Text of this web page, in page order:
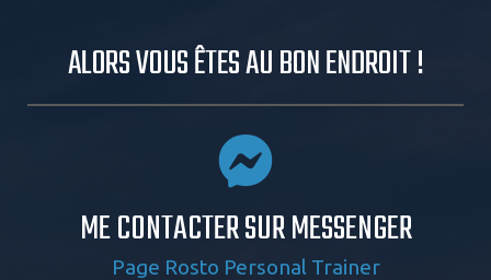
ALORS VOUS ÊTES AU BON ENDROIT !
ME CONTACTER SUR MESSENGER
Page Rosto Personal Trainer